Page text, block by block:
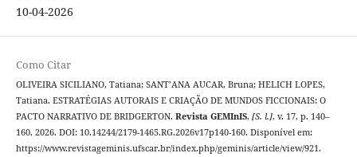
10-04-2026
Como Citar
OLIVEIRA SICILIANO, Tatiana; SANT’ANA AUCAR, Bruna; HELICH LOPES,
Tatiana. ESTRATÉGIAS AUTORAIS E CRIAÇÃO DE MUNDOS FICCIONAIS: O
PACTO NARRATIVO DE BRIDGERTON. Revista GEMInIS, [S. l.], v. 17, p. 140–
160, 2026. DOI: 10.14244/2179-1465.RG.2026v17p140-160. Disponível em:
https://www.revistageminis.ufscar.br/index.php/geminis/article/view/921.